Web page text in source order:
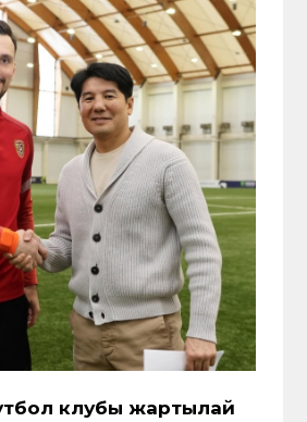
клубы жартылай